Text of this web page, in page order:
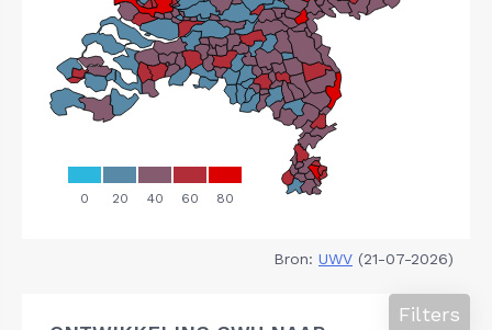
Bron: UWV (21-07-2026)
Filters